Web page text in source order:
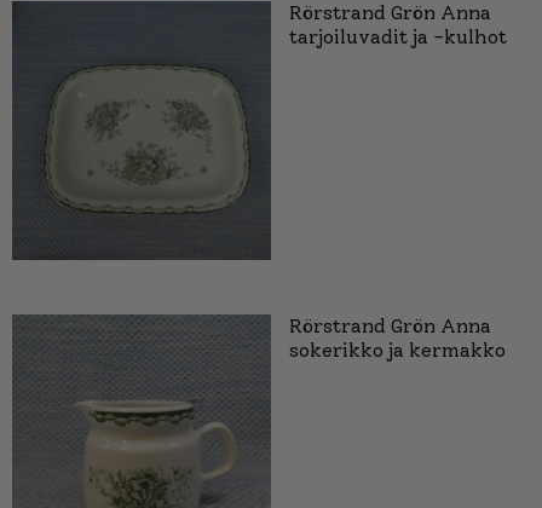
Rörstrand Grön Anna
tarjoiluvadit ja -kulhot
Rörstrand Grön Anna
sokerikko ja kermakko